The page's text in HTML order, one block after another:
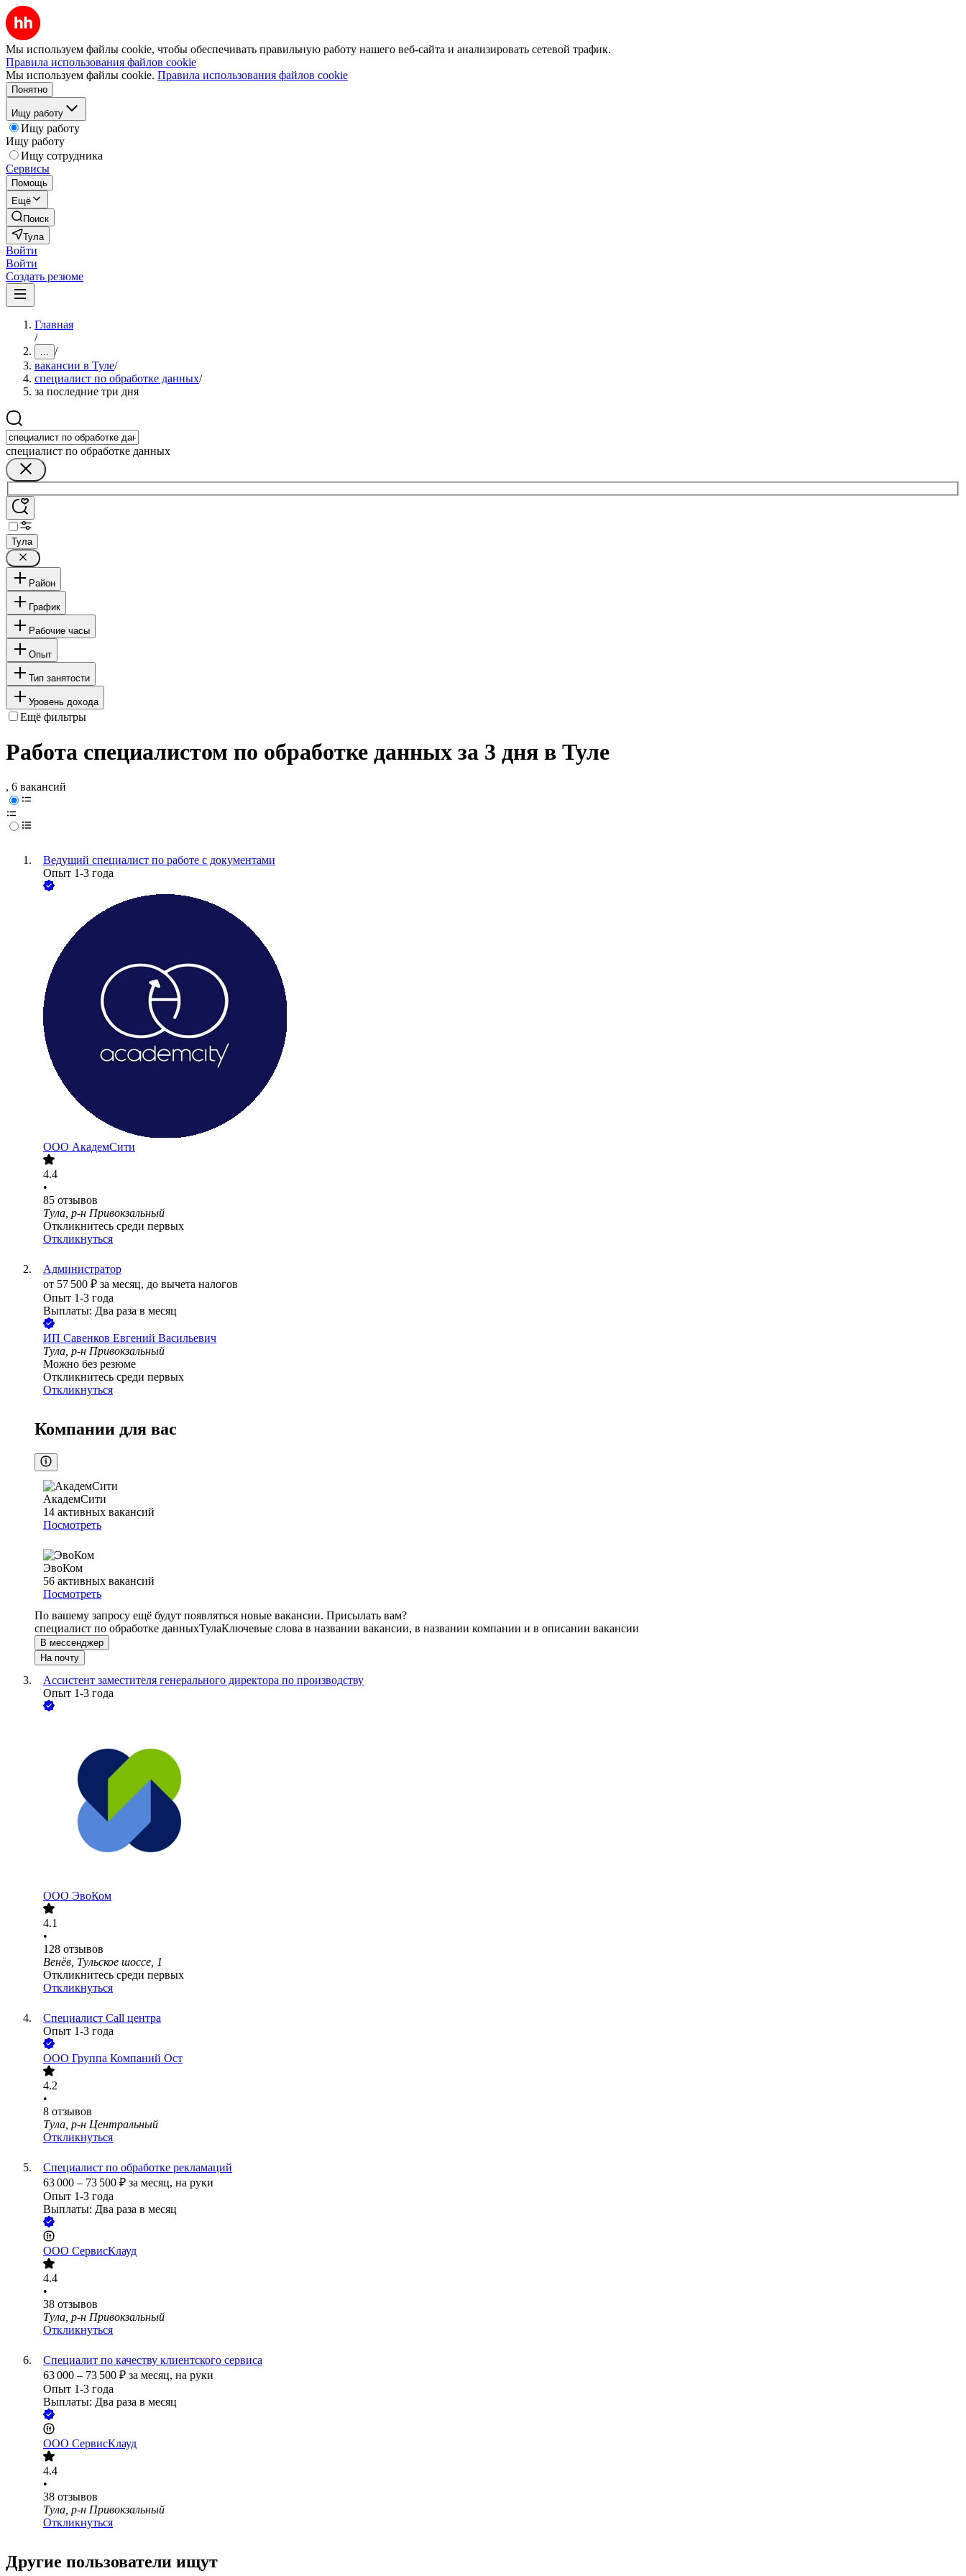
Мы используем файлы cookie, чтобы обеспечивать правильную работу нашего веб-сайта и анализировать сетевой трафик.
Правила использования файлов cookie
Мы используем файлы cookie. Правила использования файлов cookie
Понятно
Ищу работу
Ищу работу
Ищу работу
Ищу сотрудника
Сервисы
Помощь
Ещё
Поиск
Тула
Войти
Войти
Создать резюме
Главная
/
... /
вакансии в Туле/
специалист по обработке данных/
за последние три дня
специалист по обработке данных
Тула
Район
График
Рабочие часы
Опыт
Тип занятости
Уровень дохода
Ещё фильтры
Работа специалистом по обработке данных за 3 дня в Туле
, 6 вакансий
Ведущий специалист по работе с документами
Опыт 1-3 года
ООО АкадемСити
4.4
•
85 отзывов
Тула, р-н Привокзальный
Откликнитесь среди первых
Откликнуться
Администратор
от 57 500 ₽ за месяц, до вычета налогов
Опыт 1-3 года
Выплаты: Два раза в месяц
ИП Савенков Евгений Васильевич
Тула, р-н Привокзальный
Можно без резюме
Откликнитесь среди первых
Откликнуться
Компании для вас
АкадемСити
14 активных вакансий
Посмотреть
ЭвоКом
56 активных вакансий
Посмотреть
По вашему запросу ещё будут появляться новые вакансии. Присылать вам?
специалист по обработке данныхТулаКлючевые слова в названии вакансии, в названии компании и в описании вакансии
В мессенджер
На почту
Ассистент заместителя генерального директора по производству
Опыт 1-3 года
ООО ЭвоКом
4.1
•
128 отзывов
Венёв, Тульское шоссе, 1
Откликнитесь среди первых
Откликнуться
Специалист Call центра
Опыт 1-3 года
ООО Группа Компаний Ост
4.2
•
8 отзывов
Тула, р-н Центральный
Откликнуться
Специалист по обработке рекламаций
63 000 – 73 500 ₽ за месяц, на руки
Опыт 1-3 года
Выплаты: Два раза в месяц
ООО СервисКлауд
4.4
•
38 отзывов
Тула, р-н Привокзальный
Откликнуться
Специалит по качеству клиентского сервиса
63 000 – 73 500 ₽ за месяц, на руки
Опыт 1-3 года
Выплаты: Два раза в месяц
ООО СервисКлауд
4.4
•
38 отзывов
Тула, р-н Привокзальный
Откликнуться
Другие пользователи ищут